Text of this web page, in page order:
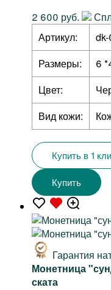
2 600 руб.
Артикул:
Размеры:
6
Цвет:
Вид кожи:
Купить в 1
Купить
Гарантия
Монетница
ската